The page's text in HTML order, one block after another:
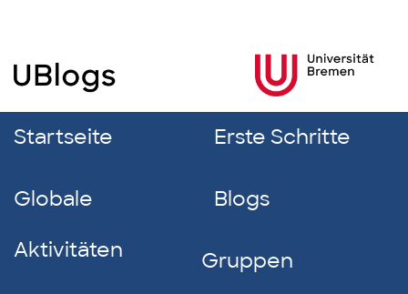
Startseite Erste Schritte
Globale
Aktivitäten
Blogs
Gruppen